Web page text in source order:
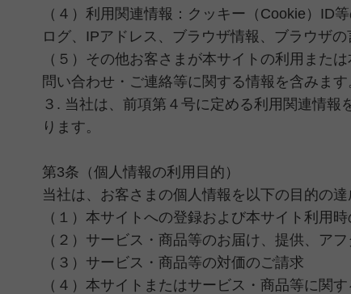
（４）利用関連情報：クッキー（Cookie）ID
ログ、IPアドレス、ブラウザ情報、ブラウザの
（５）その他お客さまが本サイトの利用また
問い合わせ・ご連絡等に関する情報を含みます
３. 当社は、前項第４号に定める利用関連情
ります。
第3条（個人情報の利用目的）
当社は、お客さまの個人情報を以下の目的の
（１）本サイトへの登録および本サイト利用
（２）サービス・商品等のお届け、提供、ア
（３）サービス・商品等の対価のご請求
（４）本サイトまたはサービス・商品等に関